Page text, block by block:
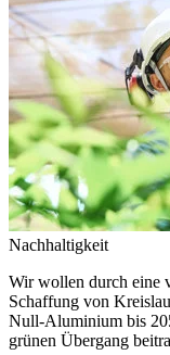
Nachhaltigkeit
Wir wollen durch eine
Schaffung von
Null-Aluminium bis
grünen Übergang